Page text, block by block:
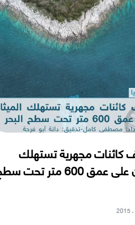
كائنات مجهرية تستهلك
الميثان على عمق 600 متر